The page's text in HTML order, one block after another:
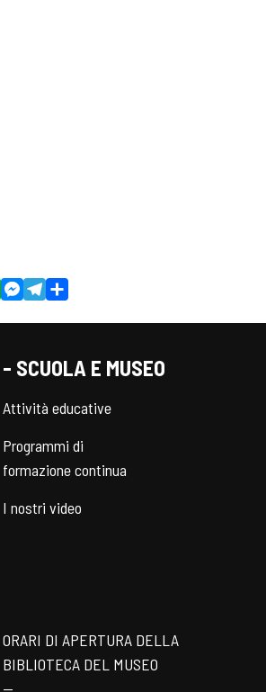
- SCUOLA E MUSEO
Attività educative
Programmi di
formazione continua
I nostri video
ORARI DI APERTURA DELLA
BIBLIOTECA DEL MUSEO